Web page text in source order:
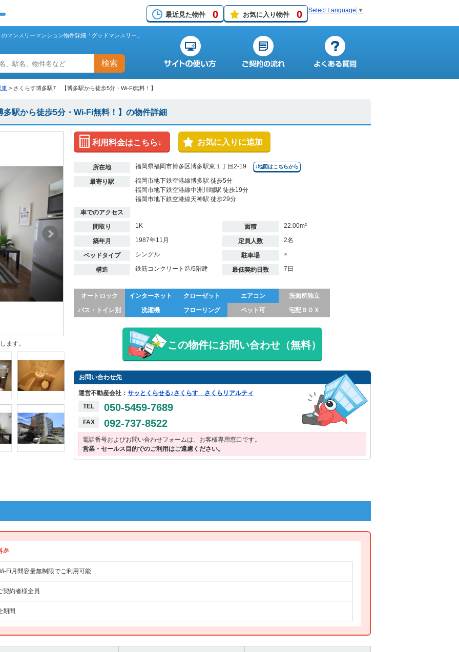
最近見た物件 0 お気に入り物件 0 Select Language ▼
ンスリーマンション物件詳細「グッドマンスリー」
検索
東 > さくらす博多駅7 【博多駅から徒歩5分・Wi-Fi無料！】
駅から徒歩5分・Wi-Fi無料！】の物件詳細
ます。
利用料金はこちら↓ お気に入りに追加
所在地 福岡県福岡市博多区博多駅東１丁目2-19 ↓地図はこちらから
最寄り駅
福岡市地下鉄空港線博多駅 徒歩5分
福岡市地下鉄空港線中洲川端駅 徒歩19分
福岡市地下鉄空港線天神駅 徒歩29分
車でのアクセス
間取り
1K 面積 22.00m²
築年月 1987年11月 定員人数 2名
ベッドタイプ シングル 駐車場 ×
構造 鉄筋コンクリート造/5階建 最低契約日数 7日
オートロック インターネット クローゼット エアコン
洗面所独立
バス・トイレ別
洗濯機 フローリング ペット可 宅配ＢＯＸ
この物件にお問い合わせ（無料）
お問い合わせ先
運営不動産会社： サッとくらせる♪さくらす さくらリアルティ
TEL
050-5459-7689
FAX 092-737-8522
電話番号およびお問い合わせフォームは、お客様専用窓口です。
営業・セールス目的でのご利用はご遠慮ください。
🎉
Fi月間容量無制限でご利用可能
契約者様全員
期間